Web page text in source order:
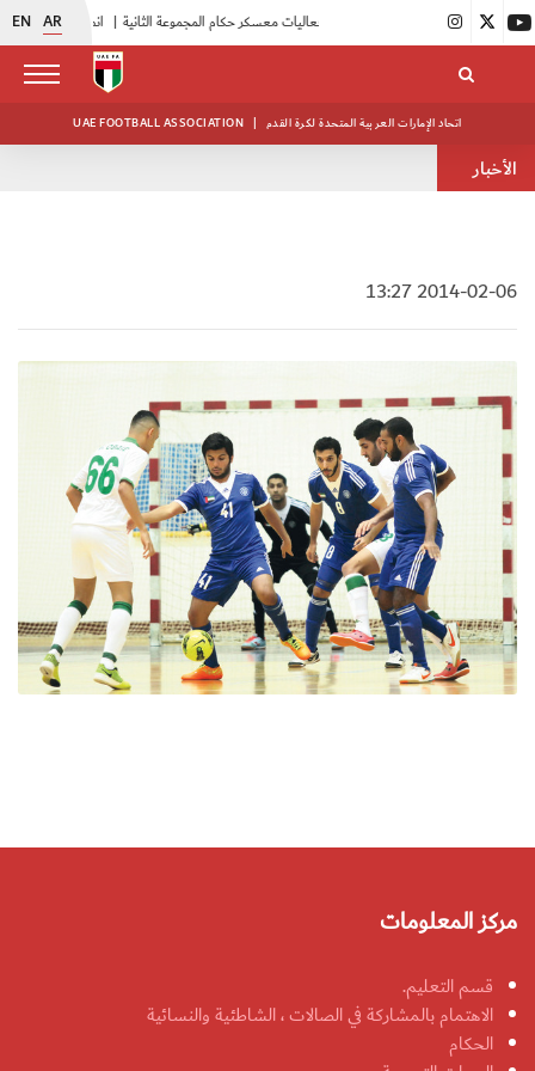
EN AR |
UAE FOOTBALL ASSOCIATION | اتحاد الإمارات العربية المتحدة لكرة القدم
الأخبار
2014-02-06 13:27
مركز المعلومات
قسم التعليم.
الاهتمام بالمشاركة في الصالات ، الشاطئية والنسائية
الحكام